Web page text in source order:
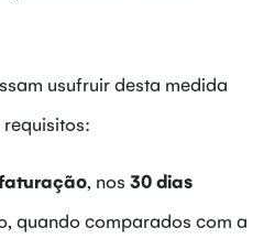
usufruir desta medida
, nos 30 dias
quando comparados com a